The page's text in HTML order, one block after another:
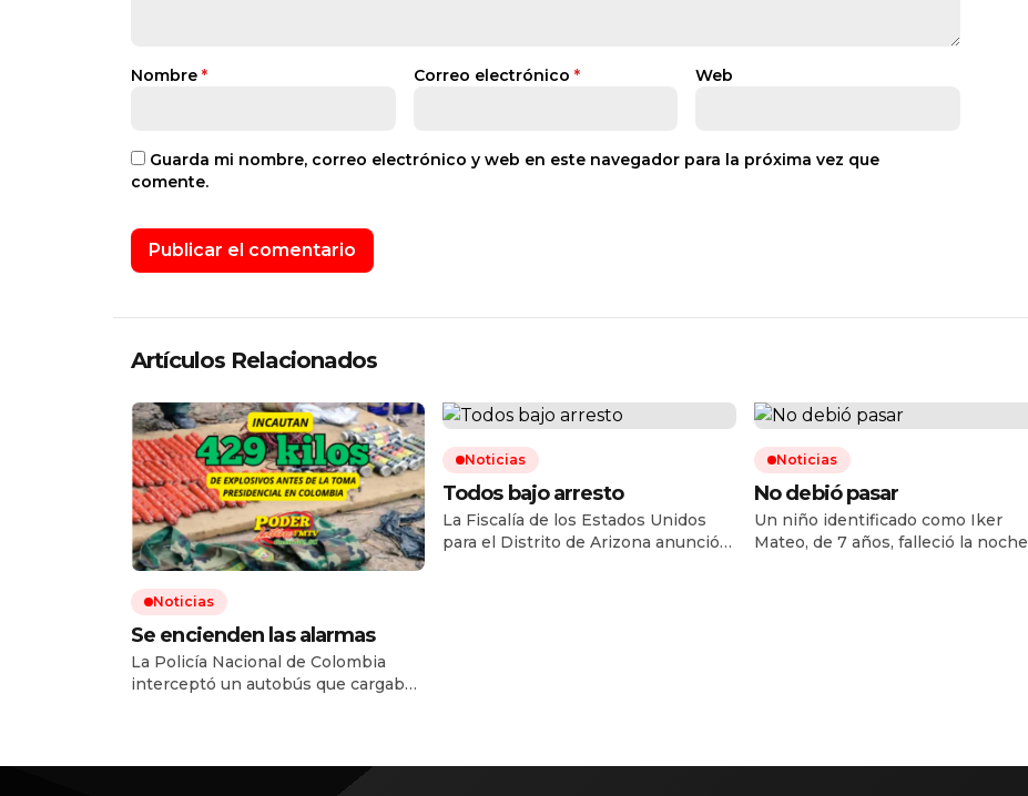
Nombre * Correo electrónico * Web
Guarda mi nombre, correo electrónico y web en este navegador para la próxima vez que
comente.
Artículos Relacionados
Noticias
Se encienden las alarmas
La Policía Nacional de Colombia
interceptó un autobús que cargaba
las autoridades, permitió frustrar un
Noticias
Todos bajo arresto
La Fiscalía de los Estados Unidos
para el Distrito de Arizona anunció
Noticias
No debió pasar
Un niño identificado como Iker
Mateo, de 7 años, falleció la noche